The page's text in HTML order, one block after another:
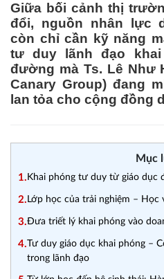
Giữa bối cảnh thị
đổi, nguồn nhân lực
còn chỉ cần kỹ năng
tư duy lãnh đạo
đường mà Ts. Lê Như
Canary Group) đang
lan tỏa cho cộng đồng
Mục
1. Khai phóng tư duy từ giáo dục
2. Lớp học của trải nghiệm – Học
3.Đưa triết lý khai phóng vào
4.Tư duy giáo dục khai phóng –
trong lãnh đạo